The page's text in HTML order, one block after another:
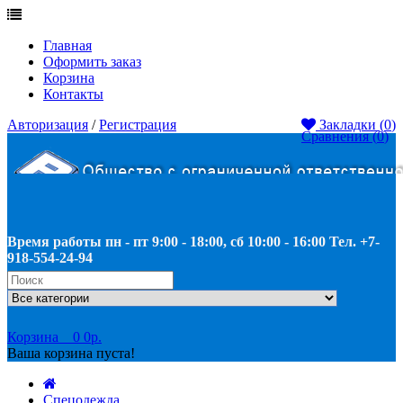
Главная
Оформить заказ
Корзина
Контакты
Закладки (0)
Сравнения (0)
Авторизация / Регистрация
Время работы пн - пт 9:00 - 18:00, сб 10:00 - 16:00 Тел. +7-
918-554-24-94
Корзина 0 0р.
Ваша корзина пуста!
Спецодежда